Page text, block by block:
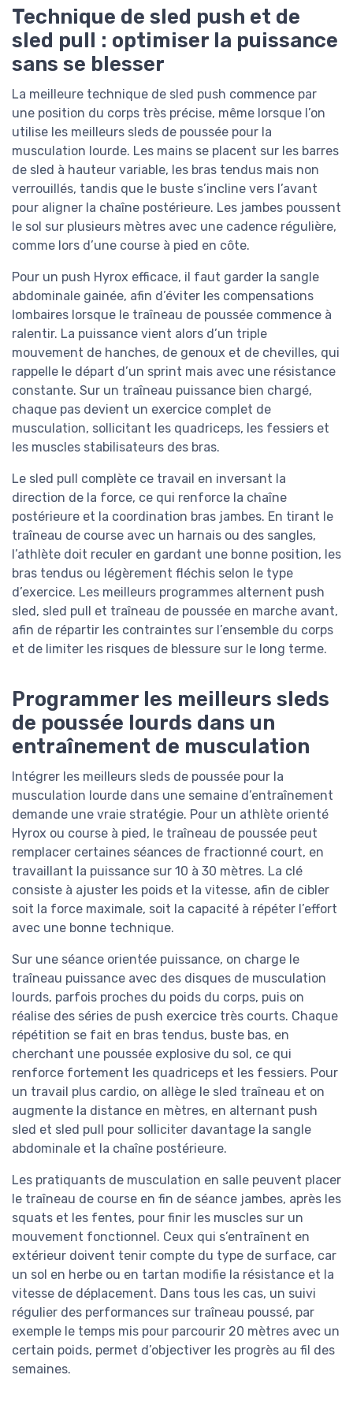
Technique de sled push et de
sled pull : optimiser la puissance
sans se blesser
La meilleure technique de sled push commence par
une position du corps très précise, même lorsque l’on
utilise les meilleurs sleds de poussée pour la
musculation lourde. Les mains se placent sur les barres
de sled à hauteur variable, les bras tendus mais non
verrouillés, tandis que le buste s’incline vers l’avant
pour aligner la chaîne postérieure. Les jambes poussent
le sol sur plusieurs mètres avec une cadence régulière,
comme lors d’une course à pied en côte.
Pour un push Hyrox efficace, il faut garder la sangle
abdominale gainée, afin d’éviter les compensations
lombaires lorsque le traîneau de poussée commence à
ralentir. La puissance vient alors d’un triple
mouvement de hanches, de genoux et de chevilles, qui
rappelle le départ d’un sprint mais avec une résistance
constante. Sur un traîneau puissance bien chargé,
chaque pas devient un exercice complet de
musculation, sollicitant les quadriceps, les fessiers et
les muscles stabilisateurs des bras.
Le sled pull complète ce travail en inversant la
direction de la force, ce qui renforce la chaîne
postérieure et la coordination bras jambes. En tirant le
traîneau de course avec un harnais ou des sangles,
l’athlète doit reculer en gardant une bonne position, les
bras tendus ou légèrement fléchis selon le type
d’exercice. Les meilleurs programmes alternent push
sled, sled pull et traîneau de poussée en marche avant,
afin de répartir les contraintes sur l’ensemble du corps
et de limiter les risques de blessure sur le long terme.
Programmer les meilleurs sleds
de poussée lourds dans un
entraînement de musculation
Intégrer les meilleurs sleds de poussée pour la
musculation lourde dans une semaine d’entraînement
demande une vraie stratégie. Pour un athlète orienté
Hyrox ou course à pied, le traîneau de poussée peut
remplacer certaines séances de fractionné court, en
travaillant la puissance sur 10 à 30 mètres. La clé
consiste à ajuster les poids et la vitesse, afin de cibler
soit la force maximale, soit la capacité à répéter l’effort
avec une bonne technique.
Sur une séance orientée puissance, on charge le
traîneau puissance avec des disques de musculation
lourds, parfois proches du poids du corps, puis on
réalise des séries de push exercice très courts. Chaque
répétition se fait en bras tendus, buste bas, en
cherchant une poussée explosive du sol, ce qui
renforce fortement les quadriceps et les fessiers. Pour
un travail plus cardio, on allège le sled traîneau et on
augmente la distance en mètres, en alternant push
sled et sled pull pour solliciter davantage la sangle
abdominale et la chaîne postérieure.
Les pratiquants de musculation en salle peuvent placer
le traîneau de course en fin de séance jambes, après les
squats et les fentes, pour finir les muscles sur un
mouvement fonctionnel. Ceux qui s’entraînent en
extérieur doivent tenir compte du type de surface, car
un sol en herbe ou en tartan modifie la résistance et la
vitesse de déplacement. Dans tous les cas, un suivi
régulier des performances sur traîneau poussé, par
exemple le temps mis pour parcourir 20 mètres avec un
certain poids, permet d’objectiver les progrès au fil des
semaines.